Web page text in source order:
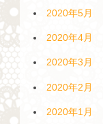
2020年5月
2020年4月
2020年3月
2020年2月
2020年1月